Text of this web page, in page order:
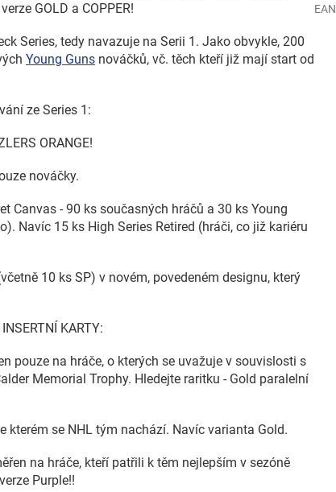
GOLD a COPPER!
Series, tedy navazuje na Serii 1. Jako obvykle, 200
Young Guns nováčků, vč. těch kteří již mají start od
ze Series 1:
ORANGE!
nováčky.
Canvas - 90 ks současných hráčů a 30 ks Young
Navíc 15 ks High Series Retired (hráči, co již kariéru
10 ks SP) v novém, povedeném designu, který
KARTY:
pouze na hráče, o kterých se uvažuje v souvislosti s
Memorial Trophy. Hledejte raritku - Gold paralelní
kterém se NHL tým nachází. Navíc varianta Gold.
na hráče, kteří patřili k těm nejlepším v sezóně
Purple!!
EAN